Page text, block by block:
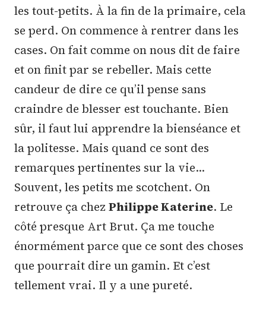
les tout-petits. À la fin de la primaire, cela
se perd. On commence à rentrer dans les
cases. On fait comme on nous dit de faire
et on finit par se rebeller. Mais cette
candeur de dire ce qu’il pense sans
craindre de blesser est touchante. Bien
sûr, il faut lui apprendre la bienséance et
la politesse. Mais quand ce sont des
remarques pertinentes sur la vie…
Souvent, les petits me scotchent. On
retrouve ça chez Philippe Katerine. Le
côté presque Art Brut. Ça me touche
énormément parce que ce sont des choses
que pourrait dire un gamin. Et c’est
tellement vrai. Il y a une pureté.